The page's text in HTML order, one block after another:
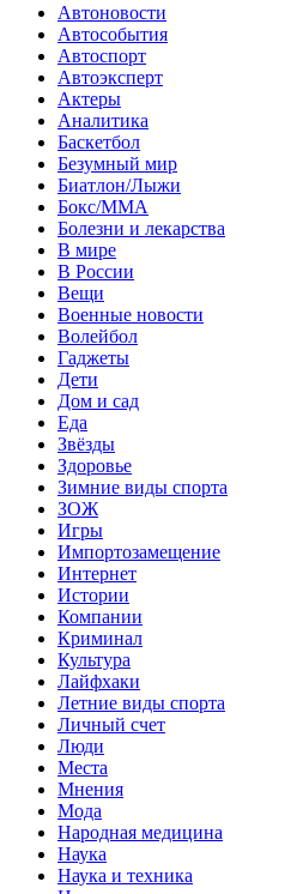
Автоновости
Автособытия
Автоспорт
Автоэксперт
Актеры
Аналитика
Баскетбол
Безумный мир
Биатлон/Лыжи
Бокс/MMA
Болезни и лекарства
В мире
В России
Вещи
Военные новости
Волейбол
Гаджеты
Дети
Дом и сад
Еда
Звёзды
Здоровье
Зимние виды спорта
ЗОЖ
Игры
Импортозамещение
Интернет
Истории
Компании
Криминал
Культура
Лайфхаки
Летние виды спорта
Личный счет
Люди
Места
Мнения
Мода
Народная медицина
Наука
Наука и техника